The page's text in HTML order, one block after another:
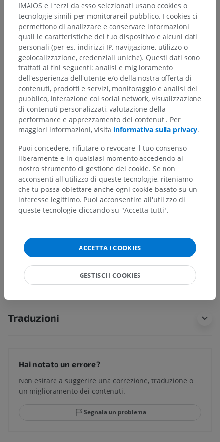
Gerarchia anatomica
Anatomia umana 2
Anatomia umana 1
Anatomia sistemica> Apparato cardiovascolare
Arterie> Arterie dell'encefalo > Arteria basilare>
Arteria cerebrale posteriore >
Parte post-comunicante; Segmento P2>
Arterie centrali posterolaterali
soggiacenti per questa parte anatomica
Neuroanatomia umana
Traduzioni
Hai notato un errore?
Non esitare a suggerire una correzione, traduzione o
un miglioramento dei contenuti.
Segnala un problema
IMAIOS e i terzi da esso selezionati usano cookies o
tecnologie simili per monitorareil pubblico. I cookies ci
permettono di analizzare e conservare informazioni
quali le caratteristiche del tuo dispositivo e alcuni dati
personali (per es. indirizzi IP, navigazione, utilizzo o
geolocalizzazione, credenziali uniche). Questi dati sono
trattati ai fini seguenti: analisi e miglioramento
dell'esperienza dell'utente e/o della nostra offerta di
contenuti, prodotti e servizi, monitoraggio e analisi del
pubblico, interazione coi social network, visualizzazione
di contenuti personalizzati, valutazione della
performance e apprezzamento dei contenuti. Per
maggiori informazioni, visita informativa sulla privacy.
Puoi concedere, rifiutare o revocare il tuo consenso
liberamente e in qualsiasi momento accedendo al
nostro strumento di gestione dei cookie. Se non
acconsenti all'utilizzo di queste tecnologie, riteniamo
che tu possa obiettare anche ogni cookie basato su un
interesse legittimo. Puoi acconsentire all'utilizzo di
queste tecnologie cliccando su "Accetta tutti".
ACCETTA I COOKIES
GESTISCI I COOKIES